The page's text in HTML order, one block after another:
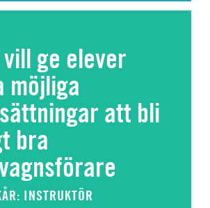
vill ge elever
möjliga
att bli
bra
INSTRUKTÖR